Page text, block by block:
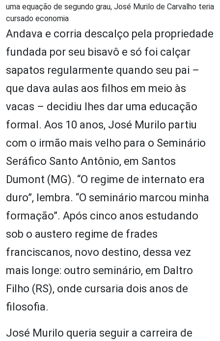
uma equação de segundo grau, José Murilo de Carvalho teria
cursado economia
Andava e corria descalço pela propriedade
fundada por seu bisavô e só foi calçar
sapatos regularmente quando seu pai –
que dava aulas aos filhos em meio às
vacas – decidiu lhes dar uma educação
formal. Aos 10 anos, José Murilo partiu
com o irmão mais velho para o Seminário
Seráfico Santo Antônio, em Santos
Dumont (MG). “O regime de internato era
duro”, lembra. “O seminário marcou minha
formação”. Após cinco anos estudando
sob o austero regime de frades
franciscanos, novo destino, dessa vez
mais longe: outro seminário, em Daltro
Filho (RS), onde cursaria dois anos de
filosofia.
José Murilo queria seguir a carreira de